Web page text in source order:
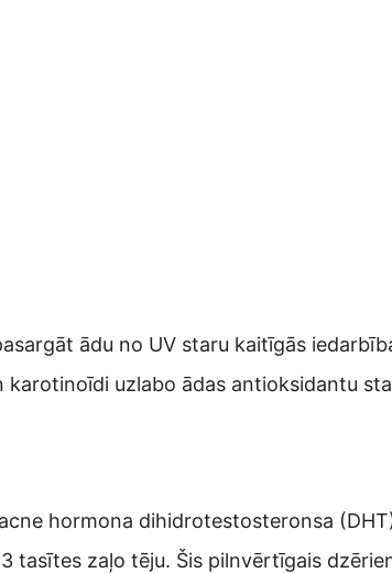
ādu no UV staru kaitīgās
karotinoīdi uzlabo ādas antioksidantu
hormona dihidrotestosteronsa
tasītes zaļo tēju. Šis pilnvērtīgais